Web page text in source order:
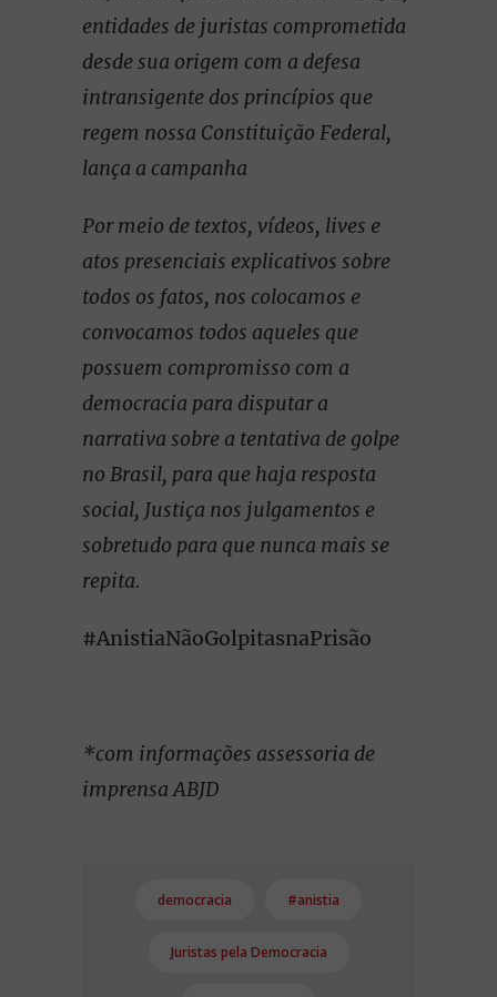
entidades de juristas comprometida
desde sua origem com a defesa
intransigente dos princípios que
regem nossa Constituição Federal,
lança a campanha
Por meio de textos, vídeos, lives e
atos presenciais explicativos sobre
todos os fatos, nos colocamos e
convocamos todos aqueles que
possuem compromisso com a
democracia para disputar a
narrativa sobre a tentativa de golpe
no Brasil, para que haja resposta
social, Justiça nos julgamentos e
sobretudo para que nunca mais se
repita.
#AnistiaNãoGolpitasnaPrisão
*com informações assessoria de
imprensa ABJD
democracia #anistia
Juristas pela Democracia